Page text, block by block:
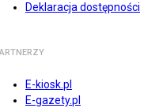
Deklaracja dostępności
E-kiosk.pl
E-gazety.pl